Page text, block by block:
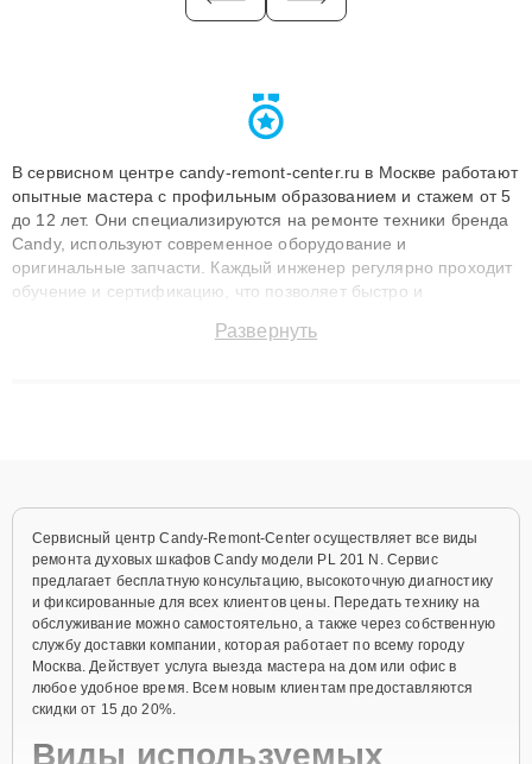
В сервисном центре candy-remont-center.ru в Москве работают
опытные мастера с профильным образованием и стажем от 5
до 12 лет. Они специализируются на ремонте техники бренда
Candy, используют современное оборудование и
оригинальные запчасти. Каждый инженер регулярно проходит
обучение и сертификацию, что позволяет быстро и
сохранением гарантии до 3 лет. Наши мастера решают
Развернуть
Сервисный центр Candy-Remont-Center осуществляет все виды
ремонта духовых шкафов Candy модели PL 201 N. Сервис
предлагает бесплатную консультацию, высокоточную диагностику
и фиксированные для всех клиентов цены. Передать технику на
обслуживание можно самостоятельно, а также через собственную
службу доставки компании, которая работает по всему городу
Москва. Действует услуга выезда мастера на дом или офис в
любое удобное время. Всем новым клиентам предоставляются
скидки от 15 до 20%.
Виды используемых